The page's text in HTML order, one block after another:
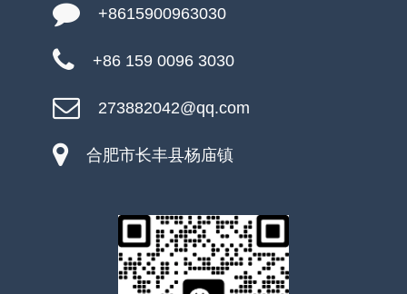
+8615900963030
+86 159 0096 3030
273882042@qq.com
合肥市长丰县杨庙镇